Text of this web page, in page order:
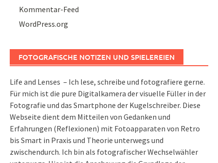
Kommentar-Feed
WordPress.org
FOTOGRAFISCHE NOTIZEN UND SPIELEREIEN
Life and Lenses – Ich lese, schreibe und fotografiere gerne.
Für mich ist die pure Digitalkamera der visuelle Füller in der
Fotografie und das Smartphone der Kugelschreiber. Diese
Webseite dient dem Mitteilen von Gedanken und
Erfahrungen (Reflexionen) mit Fotoapparaten von Retro
bis Smart in Praxis und Theorie unterwegs und
zwischendurch. Ich bin als fotografischer Wechselwähler